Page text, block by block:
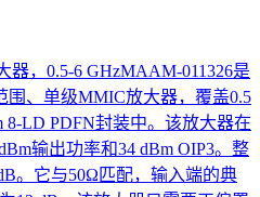
器，0.5-6 GHzMAAM-011326是
、单级MMIC放大器，覆盖0.5
8-LD PDFN封装中。该放大器在
输出功率和34 dBm OIP3。整
。它与50Ω匹配，输入端的典